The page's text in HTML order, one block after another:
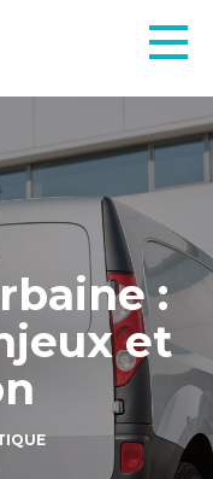
:
et